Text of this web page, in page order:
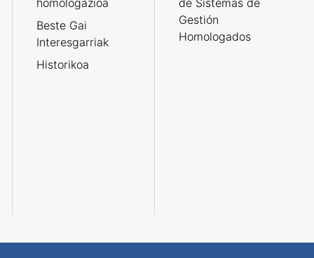
homologazioa
Beste Gai
Interesgarriak
Historikoa
de Sistemas de
Gestión
Homologados